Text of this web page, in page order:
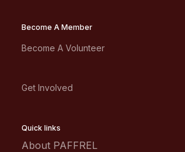
Become A Member
Become A Volunteer
Get Involved
Quick links
About PAFFREL